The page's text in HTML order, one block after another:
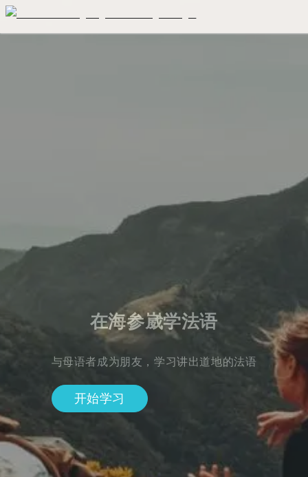
在海参崴学法语
与母语者成为朋友，学习讲出道地的法语
开始学习